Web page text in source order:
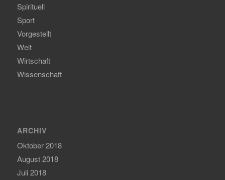
Spirituell
Sport
Vorgestellt
Welt
Wirtschaft
Wissenschaft
ARCHIV
Oktober 2018
August 2018
Juli 2018